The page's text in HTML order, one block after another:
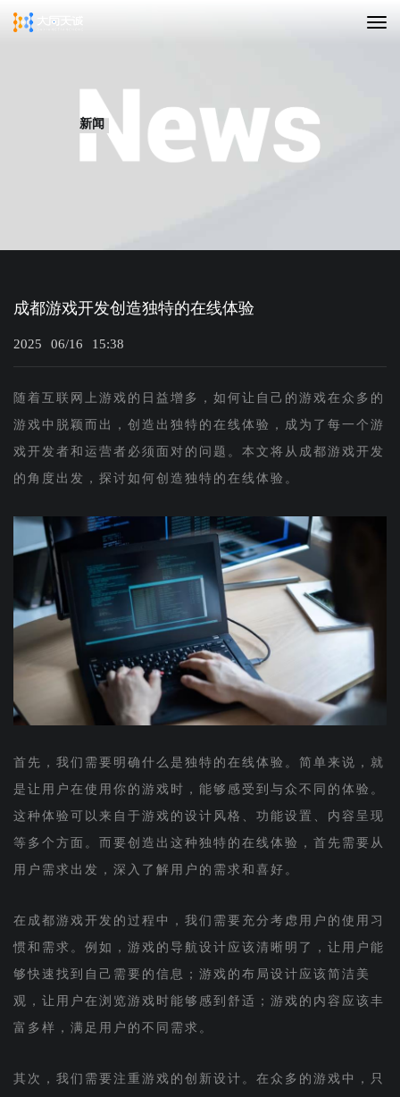
新闻
成都游戏开发创造独特的在线体验
2025 06/16 15:38
随着互联网上游戏的日益增多，如何让自己的游戏在众多的
游戏中脱颖而出，创造出独特的在线体验，成为了每一个游
戏开发者和运营者必须面对的问题。本文将从成都游戏开发
的角度出发，探讨如何创造独特的在线体验。
首先，我们需要明确什么是独特的在线体验。简单来说，就
是让用户在使用你的游戏时，能够感受到与众不同的体验。
这种体验可以来自于游戏的设计风格、功能设置、内容呈现
等多个方面。而要创造出这种独特的在线体验，首先需要从
用户需求出发，深入了解用户的需求和喜好。
在成都游戏开发的过程中，我们需要充分考虑用户的使用习
惯和需求。例如，游戏的导航设计应该清晰明了，让用户能
够快速找到自己需要的信息；游戏的布局设计应该简洁美
观，让用户在浏览游戏时能够感到舒适；游戏的内容应该丰
富多样，满足用户的不同需求。
其次，我们需要注重游戏的创新设计。在众多的游戏中，只